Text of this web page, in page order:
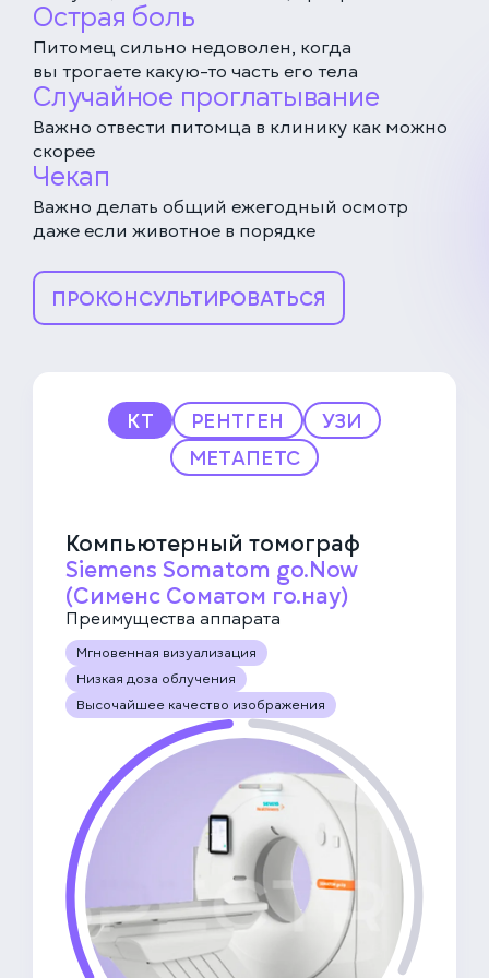
Острая боль
Питомец сильно недоволен, когда
вы трогаете какую-то часть его тела
Случайное проглатывание
Важно отвести питомца в клинику как можно
скорее
Чекап
Важно делать общий ежегодный осмотр
даже если животное в порядке
ПРОКОНСУЛЬТИРОВАТЬСЯ
КТ РЕНТГЕН
УЗИ
МЕТАПЕТС
Компьютерный томограф
Siemens Somatom go.Now
(Сименс Соматом го.нау)
Преимущества аппарата
Мгновенная визуализация
Низкая доза облучения
Высочайшее качество изображения